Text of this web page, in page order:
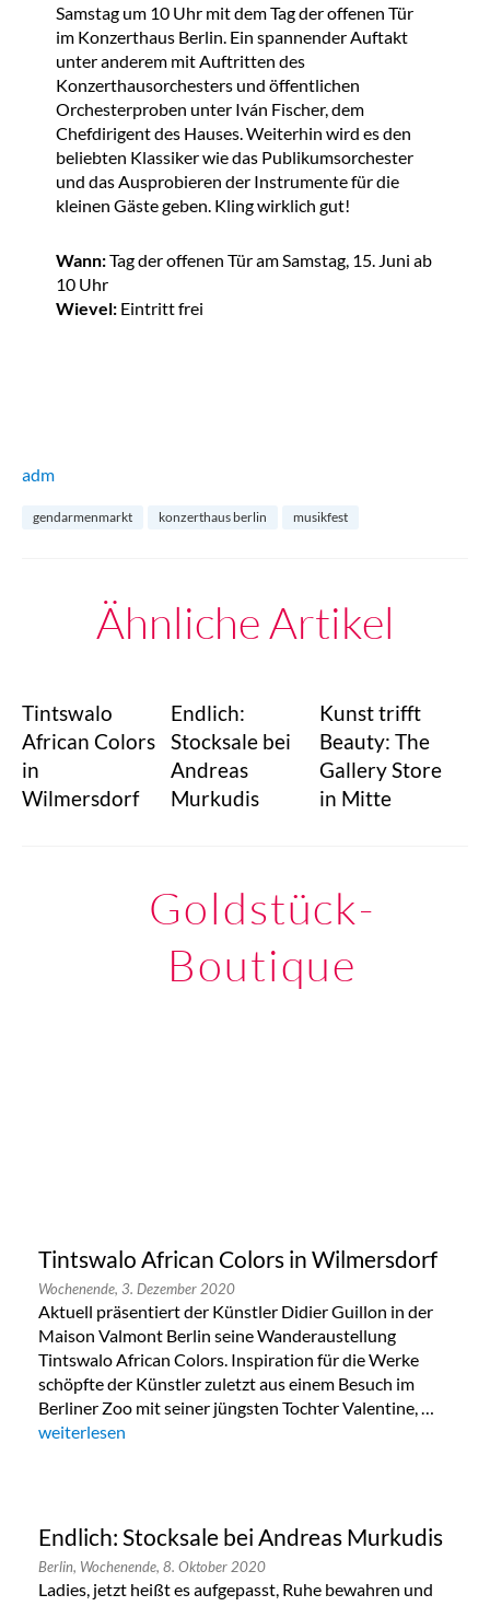
Samstag um 10 Uhr mit dem Tag der offenen Tür
im Konzerthaus Berlin. Ein spannender Auftakt
unter anderem mit Auftritten des
Konzerthausorchesters und öffentlichen
Orchesterproben unter Iván Fischer, dem
Chefdirigent des Hauses. Weiterhin wird es den
beliebten Klassiker wie das Publikumsorchester
und das Ausprobieren der Instrumente für die
kleinen Gäste geben. Kling wirklich gut!
Wann:Tag der offenen Tür am Samstag, 15. Juni ab
10 Uhr
Wievel: Eintritt frei
adm
gendarmenmarkt konzerthaus berlin musikfest
Ähnliche Artikel
Tintswalo
African Colors
in
Wilmersdorf
Endlich:
Stocksale bei
Andreas
Murkudis
Kunst trifft
Beauty: The
Gallery Store
in Mitte
Goldstück-
Boutique
Tintswalo African Colors in Wilmersdorf
Wochenende, 3. Dezember 2020
Aktuell präsentiert der Künstler Didier Guillon in der
Maison Valmont Berlin seine Wanderaustellung
Tintswalo African Colors. Inspiration für die Werke
schöpfte der Künstler zuletzt aus einem Besuch im
Berliner Zoo mit seiner jüngsten Tochter Valentine, …
„Tintswalo African Colors in Wilmersdorf“
weiterlesen
Endlich: Stocksale bei Andreas Murkudis
Berlin, Wochenende, 8. Oktober 2020
Ladies, jetzt heißt es aufgepasst, Ruhe bewahren und